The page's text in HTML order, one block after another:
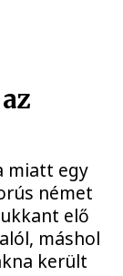
miatt egy
német
elő
máshol
került